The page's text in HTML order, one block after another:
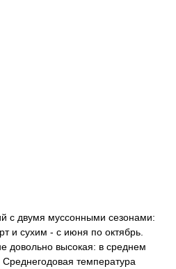
с двумя муссонными сезонами:
и сухим - с июня по октябрь.
довольно высокая: в среднем
температура